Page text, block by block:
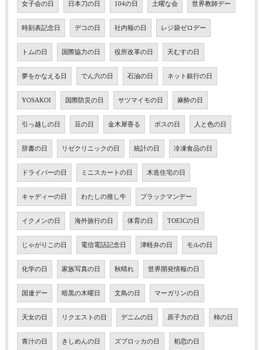
女子会の日 日本刀の日 104の日 土曜な会 世界教師デー
時刻表記念日 デコの日 社内報の日 レジ袋ゼロデー
トムの日 国際協力の日 役所改革の日 天むすの日
夢をかなえる日 でん六の日 石油の日 ネット銀行の日
YOSAKOI 国際防災の日 サツマイモの日 麻酔の日
引っ越しの日 豆の日 金木犀香る ボスの日 人と色の日
辞書の日 リゼクリニックの日 統計の日 冷凍食品の日
ドライバーの日 ミニスカートの日 木造住宅の日
キャディーの日 わたしの推し牛 ブラックマンデー
イクメンの日 海外旅行の日 体育の日 TOEICの日
じゃがりこの日 電信電話記念日 津軽弁の日 モルの日
化学の日 家族写真の日 秋晴れ 世界開発情報の日
国連デー 暗黒の木曜日 文鳥の日 マーガリンの日
天女の日 リクエストの日 デニムの日 原子力の日 柿の日
青汁の日 きしめんの日 ズブロッカの日 初恋の日